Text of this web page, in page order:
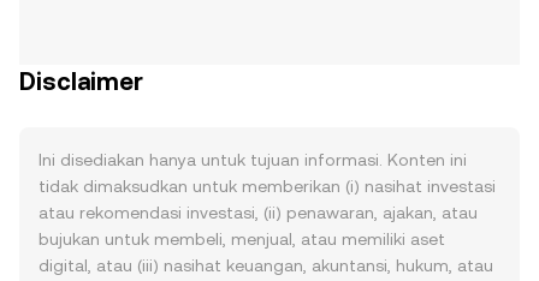
Disclaimer
Ini disediakan hanya untuk tujuan informasi. Konten ini
tidak dimaksudkan untuk memberikan (i) nasihat investasi
atau rekomendasi investasi, (ii) penawaran, ajakan, atau
bujukan untuk membeli, menjual, atau memiliki aset
digital, atau (iii) nasihat keuangan, akuntansi, hukum, atau